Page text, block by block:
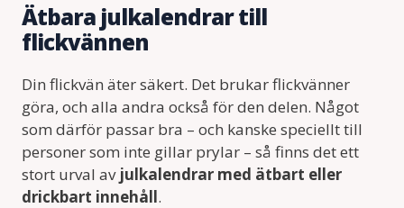
Ätbara julkalendrar till
flickvännen
Din flickvän äter säkert. Det brukar flickvänner
göra, och alla andra också för den delen. Något
som därför passar bra – och kanske speciellt till
personer som inte gillar prylar – så finns det ett
stort urval av julkalendrar med ätbart eller
drickbart innehåll.